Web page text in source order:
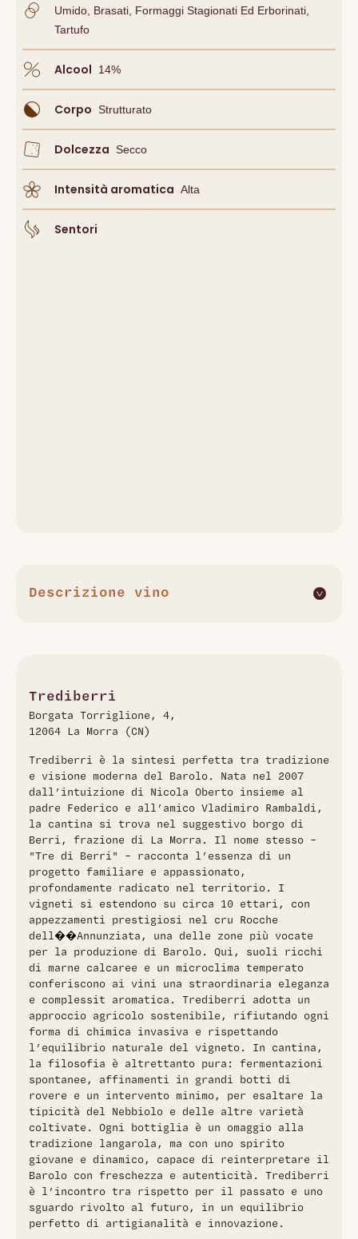
Umido, Brasati, Formaggi Stagionati Ed Erborinati,
Tartufo
Alcool 14%
Corpo Strutturato
Dolcezza Secco
Intensità aromatica Alta
Sentori
Descrizione vino
affinamento di circa 20 mesi in botti di rovere grandi. Al
naso emergono profumi di frutta rossa matura, note floreali
e leggere sfumature speziate. Al palato è elegante, con
piacevole e armonioso. Si abbina bene a piatti di carne,
arrosti e formaggi stagionati.
Trediberri
Borgata Torriglione, 4,
12064 La Morra (CN)
Trediberri è la sintesi perfetta tra tradizione
e visione moderna del Barolo. Nata nel 2007
dall’intuizione di Nicola Oberto insieme al
padre Federico e all’amico Vladimiro Rambaldi,
la cantina si trova nel suggestivo borgo di
Berri, frazione di La Morra. Il nome stesso –
"Tre di Berri" – racconta l’essenza di un
progetto familiare e appassionato,
profondamente radicato nel territorio. I
vigneti si estendono su circa 10 ettari, con
appezzamenti prestigiosi nel cru Rocche
dell��Annunziata, una delle zone più vocate
per la produzione di Barolo. Qui, suoli ricchi
di marne calcaree e un microclima temperato
conferiscono ai vini una straordinaria eleganza
e complessit aromatica. Trediberri adotta un
approccio agricolo sostenibile, rifiutando ogni
forma di chimica invasiva e rispettando
l’equilibrio naturale del vigneto. In cantina,
la filosofia è altrettanto pura: fermentazioni
spontanee, affinamenti in grandi botti di
rovere e un intervento minimo, per esaltare la
tipicità del Nebbiolo e delle altre varietà
coltivate. Ogni bottiglia è un omaggio alla
tradizione langarola, ma con uno spirito
giovane e dinamico, capace di reinterpretare il
Barolo con freschezza e autenticità. Trediberri
è l’incontro tra rispetto per il passato e uno
sguardo rivolto al futuro, in un equilibrio
perfetto di artigianalità e innovazione.